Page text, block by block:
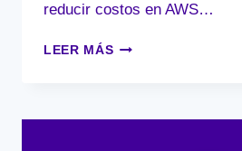
reducir costos en AWS…
LEER MÁS10
COSTOS